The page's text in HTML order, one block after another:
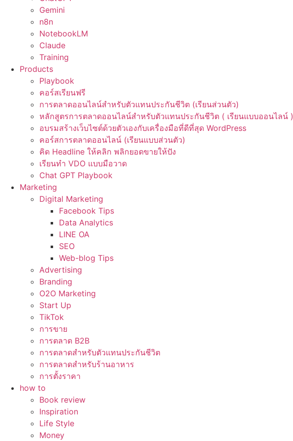
Gemini
n8n
NotebookLM
Claude
Training
Products
Playbook
คอร์สเรียนฟรี
การตลาดออนไลน์สำหรับตัวแทนประกันชีวิต (เรียนส่วนตัว)
หลักสูตรการตลาดออนไลน์สำหรับตัวแทนประกันชีวิต ( เรียนแบบออนไลน์ )
อบรมสร้างเว็บไซต์ด้วยตัวเองกับเครื่องมือที่ดีที่สุด WordPress
คอร์สการตลาดออนไลน์ (เรียนแบบส่วนตัว)
คิด Headline ให้คลิก พลิกยอดขายให้ปัง
เรียนทำ VDO แบบมือวาด
Chat GPT Playbook
Marketing
Digital Marketing
Facebook Tips
Data Analytics
LINE OA
SEO
Web-blog Tips
Advertising
Branding
O2O Marketing
Start Up
TikTok
การขาย
การตลาด B2B
การตลาดสำหรับตัวแทนประกันชีวิต
การตลาดสำหรับร้านอาหาร
การตั้งราคา
how to
Book review
Inspiration
Life Style
Money